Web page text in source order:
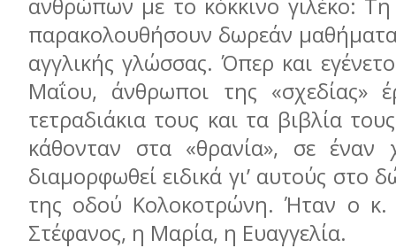
ανθρώπων με το κόκκινο γιλέκο:
παρακολουθήσουν δωρεάν
αγγλικής γλώσσας. Όπερ και
Μαΐου, άνθρωποι της «σχεδίας»
τετραδιάκια τους και τα βιβλία
κάθονταν στα «θρανία», σε
διαμορφωθεί ειδικά γι’ αυτούς στο
της οδού Κολοκοτρώνη. Ήταν ο
Στέφανος, η Μαρία, η Ευαγγελία.